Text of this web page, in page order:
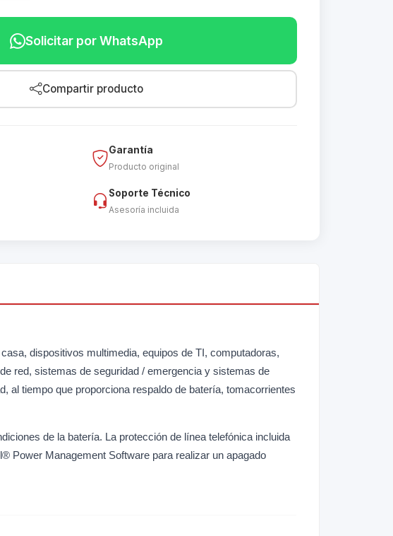
Solicitar por WhatsApp
Compartir producto
Garantía
Producto original
Soporte Técnico
Asesoría incluida
dispositivos multimedia, equipos de TI, computadoras,
red, sistemas de seguridad / emergencia y sistemas de
al tiempo que proporciona respaldo de batería, tomacorrientes
de la batería. La protección de línea telefónica incluida
Power Management Software para realizar un apagado